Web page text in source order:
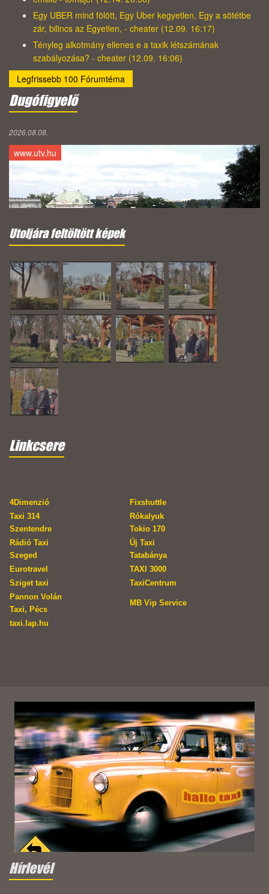
Egy UBER mind fölött, Egy Uber kegyetlen, Egy a sötétbe
zár, bilincs az Egyetlen, - cheater (12.09. 16:17)
Tényleg alkotmány ellenes e a taxik létszámának
szabályozása? - cheater (12.09. 16:06)
Legfrissebb 100 Fórumtéma
Dugófigyelő
2026.08.08.
www.utv.hu
Utoljára feltöltött képek
Linkcsere
4Dimenzió
Fixshuttle
Taxi 314
Szentendre
Rókalyuk
Tokio 170
Rádió Taxi
Szeged
Új Taxi
Tatabánya
Eurotravel
TAXI 3000
Sziget taxi
TaxiCentrum
Pannon Volán
Taxi, Pécs
MB Vip Service
taxi.lap.hu
Hírlevél